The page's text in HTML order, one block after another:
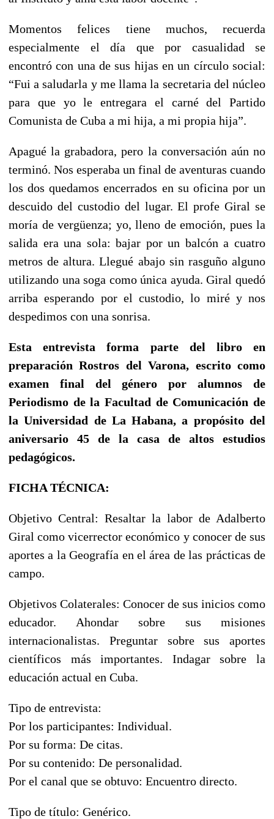
Momentos felices tiene muchos, recuerda
especialmente el día que por casualidad se
encontró con una de sus hijas en un círculo social:
“Fui a saludarla y me llama la secretaria del núcleo
para que yo le entregara el carné del Partido
Comunista de Cuba a mi hija, a mi propia hija”.
Apagué la grabadora, pero la conversación aún no
terminó. Nos esperaba un final de aventuras cuando
los dos quedamos encerrados en su oficina por un
descuido del custodio del lugar. El profe Giral se
moría de vergüenza; yo, lleno de emoción, pues la
salida era una sola: bajar por un balcón a cuatro
metros de altura. Llegué abajo sin rasguño alguno
utilizando una soga como única ayuda. Giral quedó
arriba esperando por el custodio, lo miré y nos
despedimos con una sonrisa.
Esta entrevista forma parte del libro en
preparación Rostros del Varona, escrito como
examen final del género por alumnos de
Periodismo de la Facultad de Comunicación de
la Universidad de La Habana, a propósito del
aniversario 45 de la casa de altos estudios
pedagógicos.
FICHA TÉCNICA:
Objetivo Central: Resaltar la labor de Adalberto
Giral como vicerrector económico y conocer de sus
aportes a la Geografía en el área de las prácticas de
campo.
Objetivos Colaterales: Conocer de sus inicios como
educador. Ahondar sobre sus misiones
internacionalistas. Preguntar sobre sus aportes
científicos más importantes. Indagar sobre la
educación actual en Cuba.
Tipo de entrevista:
Por los participantes: Individual.
Por su forma: De citas.
Por su contenido: De personalidad.
Por el canal que se obtuvo: Encuentro directo.
Tipo de título: Genérico.